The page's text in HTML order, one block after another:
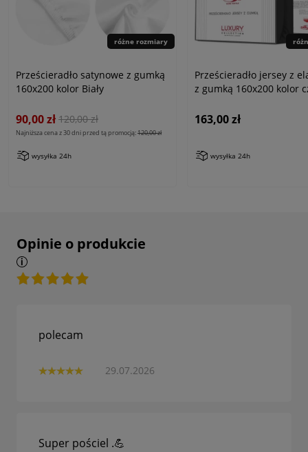
różne rozmiary
Prześcieradło satynowe z gumką
160x200 kolor Biały
90,00 zł 120,00 zł
Najniższa cena z 30 dni przed tą promocją:120,00 zł
wysyłka 24h
Prześcieradło jersey z
z gumką 160x200 kolor
163,00 zł
wysyłka 24h
Opinie o produkcie
29.07.2026
polecam
Super pościel .💪